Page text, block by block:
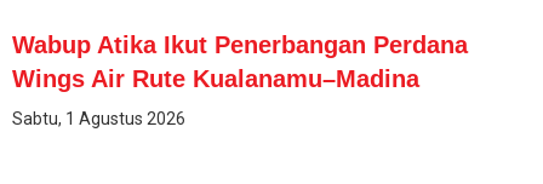
Wabup Atika Ikut Penerbangan Perdana
Wings Air Rute Kualanamu–Madina
Sabtu, 1 Agustus 2026